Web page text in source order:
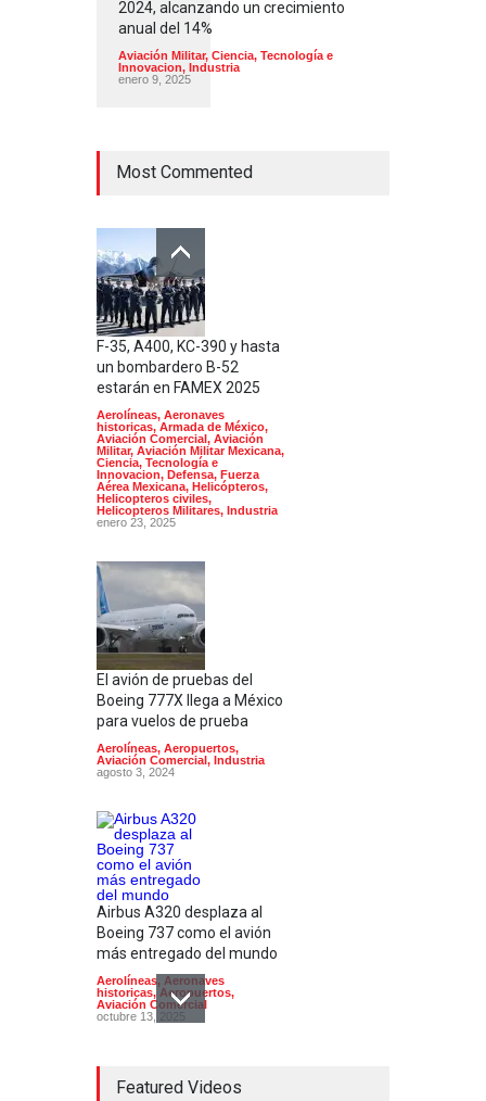
2024, alcanzando un crecimiento
anual del 14%
Aviación Militar, Ciencia, Tecnología e
Innovacion, Industria
enero 9, 2025
Most Commented
F-35, A400, KC-390 y hasta
un bombardero B-52
estarán en FAMEX 2025
Aerolíneas, Aeronaves
historicas, Armada de México,
Aviación Comercial, Aviación
Militar, Aviación Militar Mexicana,
Ciencia, Tecnología e
Innovacion, Defensa, Fuerza
Aérea Mexicana, Helicópteros,
Helicopteros civiles,
Helicopteros Militares, Industria
enero 23, 2025
El avión de pruebas del
Boeing 777X llega a México
para vuelos de prueba
Aerolíneas, Aeropuertos,
Aviación Comercial, Industria
agosto 3, 2024
Airbus A320 desplaza al
Boeing 737 como el avión
más entregado del mundo
Aerolíneas, Aeronaves
historicas, Aeropuertos,
Aviación Comercial
octubre 13, 2025
Featured Videos